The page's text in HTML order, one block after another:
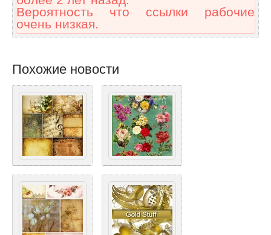
Вероятность что ссылки рабочие
очень низкая.
Похожие новости